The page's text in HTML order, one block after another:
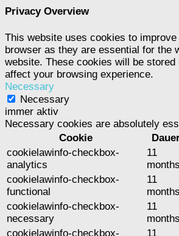
Privacy Overview
This website uses cookies to
browser as they are essential for the
website. These cookies will be
affect your browsing experience.
Necessary
Necessary
immer aktiv
Necessary cookies are absolutely
Cookie
cookielawinfo-checkbox-
analytics
11
months
cookielawinfo-checkbox-
functional
11
months
cookielawinfo-checkbox-
necessary
11
months
cookielawinfo-checkbox-
11